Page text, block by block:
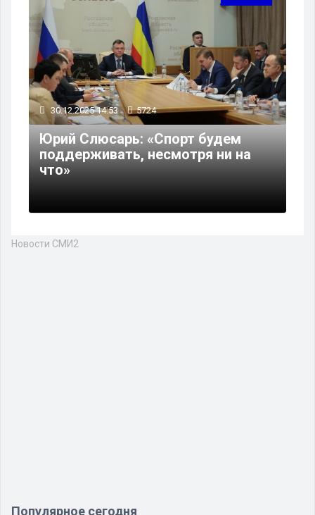
30.12.2025 14:53 5724
Юрий Слюсарь: «Спорт будем
поддерживать, несмотря ни на
что»
Новости СМИ2
Популярное сегодня